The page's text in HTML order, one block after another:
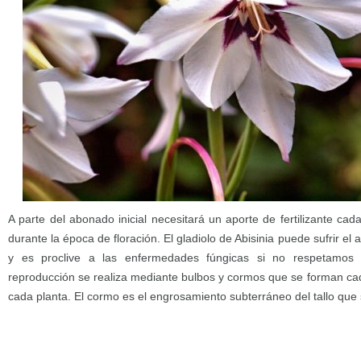
A parte del abonado inicial necesitará un aporte de fertilizante
durante la época de floración. El gladiolo de Abisinia puede sufrir el
y es proclive a las enfermedades fúngicas si no
reproducción se realiza mediante bulbos y cormos que se forman
cada planta. El cormo es el engrosamiento subterráneo del tallo